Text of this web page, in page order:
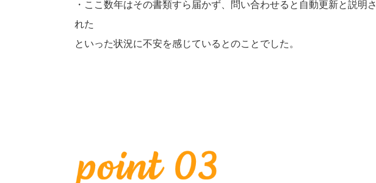
・ここ数年はその書類すら届かず、問い合わせると自動更新と説明さ
れた
といった状況に不安を感じているとのことでした。